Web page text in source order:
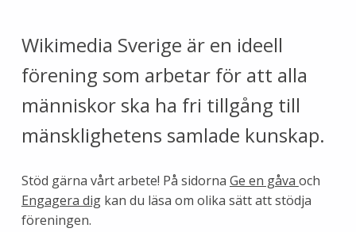
Wikimedia Sverige är en ideell
förening som arbetar för att alla
människor ska ha fri tillgång till
mänsklighetens samlade kunskap.
Stöd gärna vårt arbete! På sidorna Ge en gåva och
Engagera digkan du läsa om olika sätt att stödja
föreningen.